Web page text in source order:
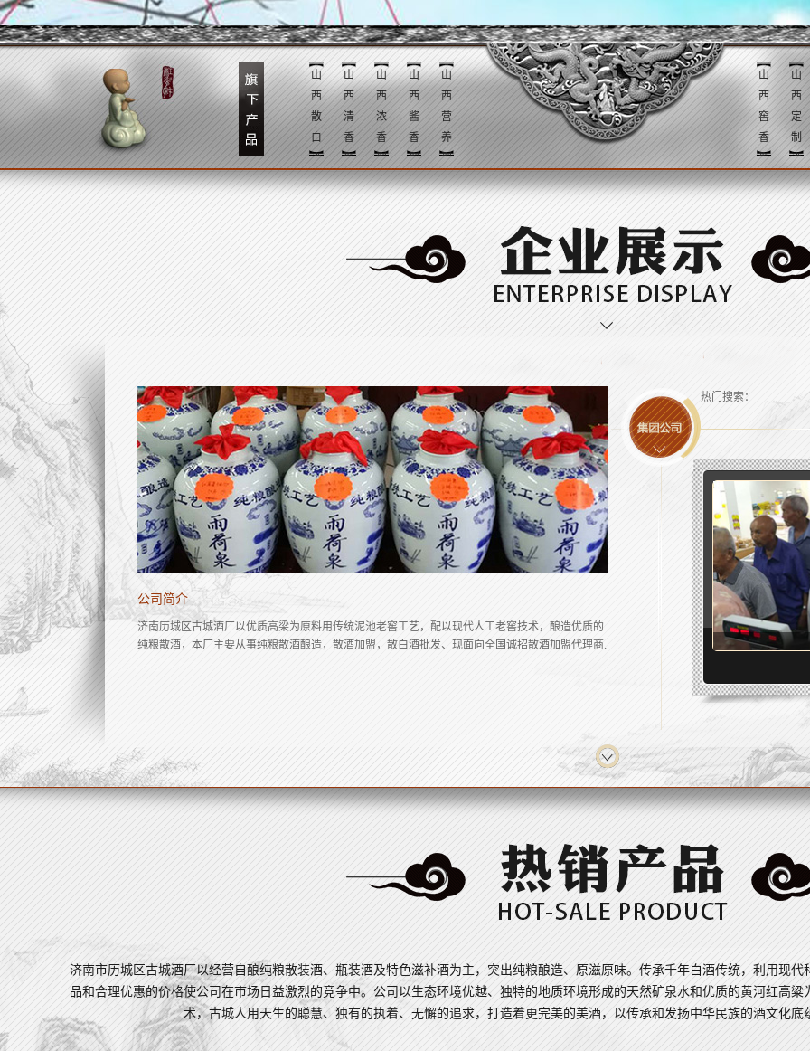
山
西
散
白
酒
山
西
清
香
型
山
西
浓
香
型
山
西
酱
香
型
山
西
营
养
型
山
西
窖
香
型
山
西
定
制
酒
包
装
公司简介
济南历城区古城酒厂以优质高梁为原料用传统泥池老窖工艺，配以现代人工老窖技术，酿造优质的
纯粮散酒，本厂主要从事纯粮散酒酿造，散酒加盟，散白酒批发、现面向全国诚招散酒加盟代理商.
热门搜索：
济南市历城区古城酒厂以经营自酿纯粮散装酒、瓶装酒及特色滋补酒为主，突出纯粮酿造、原滋原味。传承千年白酒传统，利用现
品和合理优惠的价格使公司在市场日益激烈的竞争中。公司以生态环境优越、独特的地质环境形成的天然矿泉水和优质的黄河红高
术，古城人用天生的聪慧、独有的执着、无懈的追求，打造着更完美的美酒，以传承和发扬中华民族的酒文化